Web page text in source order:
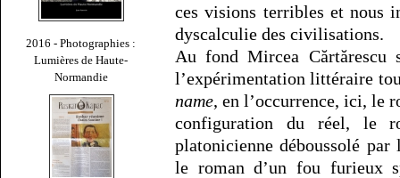
2016 - Photographies :
Lumières de Haute-
Normandie
ces visions terribles et nous
dyscalculie des civilisations.
Au fond Mircea Cărtărescu
l’expérimentation littéraire
name, en l’occurrence, ici, le
configuration du réel, le
platonicienne déboussolé
le roman d’un fou furieux